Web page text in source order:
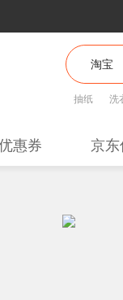
抽纸 洗
惠券 京东